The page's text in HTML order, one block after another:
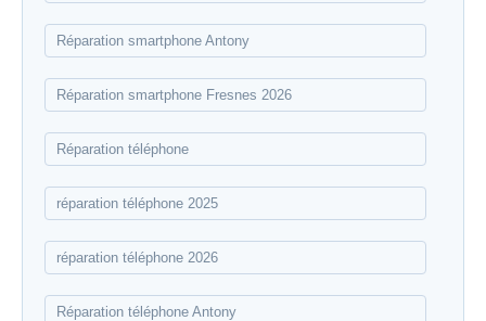
Réparation smartphone Antony
Réparation smartphone Fresnes 2026
Réparation téléphone
réparation téléphone 2025
réparation téléphone 2026
Réparation téléphone Antony